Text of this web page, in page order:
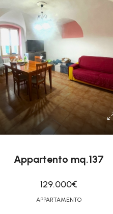
Appartento mq.137
129.000€
APPARTAMENTO